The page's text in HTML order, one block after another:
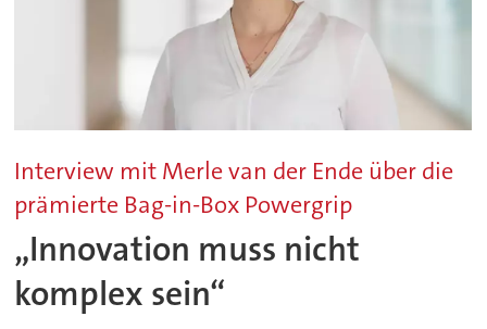
Interview mit Merle van der Ende über die
prämierte Bag-in-Box Powergrip
„Innovation muss nicht
komplex sein“